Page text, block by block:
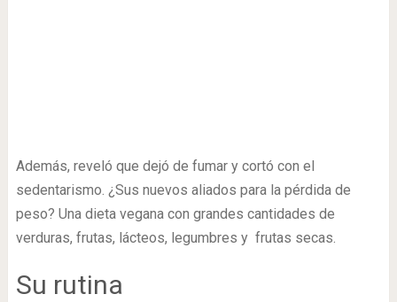
Además, reveló que dejó de fumar y cortó con el
sedentarismo. ¿Sus nuevos aliados para la pérdida de
peso? Una dieta vegana con grandes cantidades de
verduras, frutas, lácteos, legumbres y frutas secas.
Su rutina